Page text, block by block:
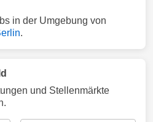
in der Umgebung von
.
und Stellenmärkte